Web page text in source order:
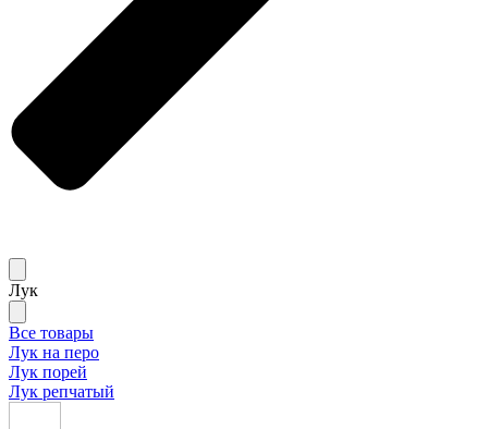
Лук
Все товары
Лук на перо
Лук порей
Лук репчатый